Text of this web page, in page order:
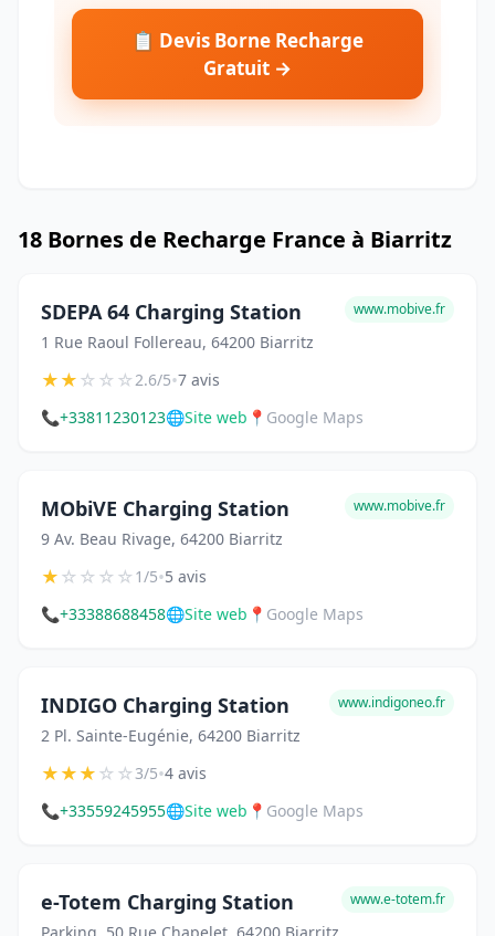
📋 Devis Borne Recharge
Gratuit →
18 Bornes de Recharge France à Biarritz
SDEPA 64 Charging Station
1 Rue Raoul Follereau, 64200 Biarritz
www.mobive.fr
★★☆☆☆2.6/5•7 avis
📞+33811230123🌐Site web 📍 Google Maps
MObiVE Charging Station
9 Av. Beau Rivage, 64200 Biarritz
www.mobive.fr
★☆☆☆☆1/5•5 avis
📞+33388688458🌐Site web 📍 Google Maps
INDIGO Charging Station
2 Pl. Sainte-Eugénie, 64200 Biarritz
www.indigoneo.fr
★★★☆☆3/5•4 avis
📞+33559245955🌐Site web 📍 Google Maps
e-Totem Charging Station www.e-totem.fr